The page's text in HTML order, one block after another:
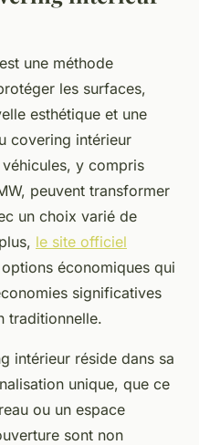
une méthode
les surfaces,
esthétique et une
covering intérieur
y compris
peuvent transformer
un choix varié de
le site officiel
économiques qui
significatives
traditionnelle.
intérieur réside dans sa
unique, que ce
ou un espace
sont non